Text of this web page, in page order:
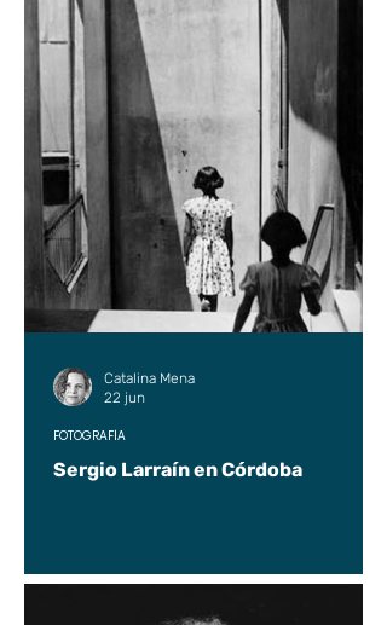
Sergio Larraín en Córdoba
FOTOGRAFÍA
Catalina Mena
22 jun